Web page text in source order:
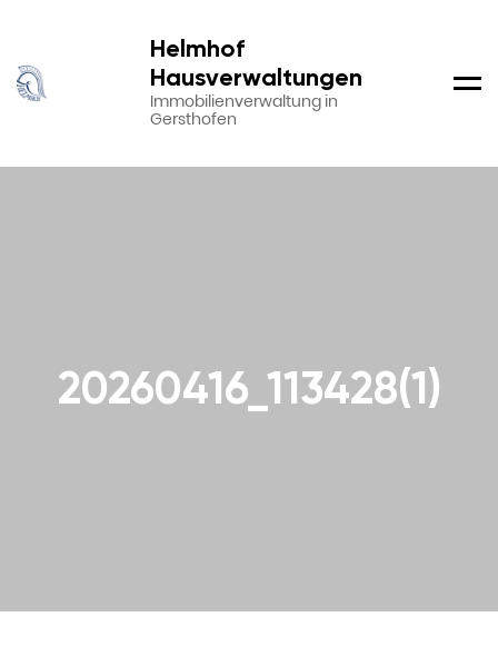
Helmhof
Hausverwaltungen
Immobilienverwaltung in
Gersthofen
20260416_113428(1)